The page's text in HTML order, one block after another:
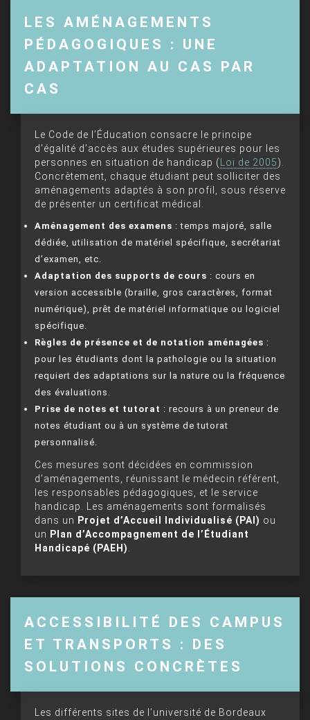
LES AMÉNAGEMENTS
PÉDAGOGIQUES : UNE
ADAPTATION AU CAS PAR
CAS
Le Code de l’Éducation consacre le principe
d’égalité d’accès aux études supérieures pour les
personnes en situation de handicap (
Loi de 2005).
Concrètement, chaque étudiant peut solliciter des
aménagements adaptés à son profil, sous réserve
de présenter un certificat médical.
Aménagement des examens : temps majoré, salle
dédiée, utilisation de matériel spécifique, secrétariat
d’examen, etc.
Adaptation des supports de cours : cours en
version accessible (braille, gros caractères, format
numérique), prêt de matériel informatique ou logiciel
spécifique.
Règles de présence et de notation aménagées :
pour les étudiants dont la pathologie ou la situation
requiert des adaptations sur la nature ou la fréquence
des évaluations.
Prise de notes et tutorat : recours à un preneur de
notes étudiant ou à un système de tutorat
personnalisé.
Ces mesures sont décidées en commission
d’aménagements, réunissant le médecin référent,
les responsables pédagogiques, et le service
handicap. Les aménagements sont formalisés
dans un Projet d’Accueil Individualisé (PAI) ou
un Plan d’Accompagnement de l’Étudiant
Handicapé (PAEH)
ACCESSIBILITÉ DES CAMPUS
ET TRANSPORTS : DES
SOLUTIONS CONCRÈTES
Les différents sites de l’université de Bordeaux